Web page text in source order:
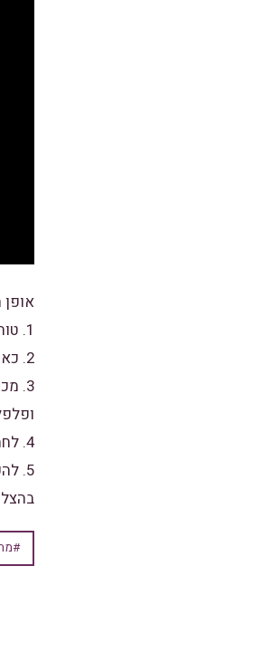
אופן
1. טוחנים את החזה עוף עם שמן הזית , מלח ופלפל ( מומלץ לחתוך את חזה העוף לטחינה מהירה יותר).
2. כאשר התערובת היא בצבע ורוד על גבול הלבן מתחילים ״לנאגט׳ס״😂(לעשות צורות).
4. לחמם חצי שמן עמוק.
5. להכניס את הנאגטס לבלילה ולטגן 3 דקות מכל צד על אש בנונית.